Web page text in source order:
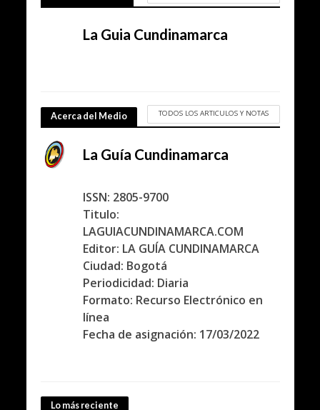
La Guia Cundinamarca
Acerca del Medio TODOS LOS ARTICULOS Y NOTAS
La Guía Cundinamarca
ISSN: 2805-9700
Titulo:
LAGUIACUNDINAMARCA.COM
Editor: LA GUÍA CUNDINAMARCA
Ciudad: Bogotá
Periodicidad: Diaria
Formato: Recurso Electrónico en
línea
Fecha de asignación: 17/03/2022
Lo más reciente